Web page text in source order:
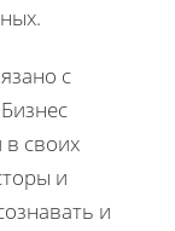
с
в своих
и
и